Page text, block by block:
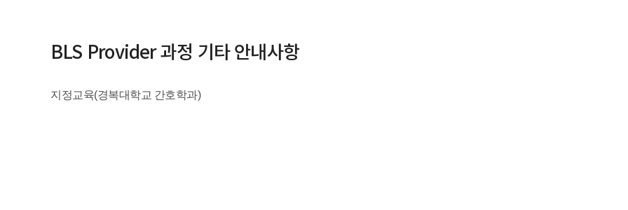
BLS Provider 과정 기타 안내사항